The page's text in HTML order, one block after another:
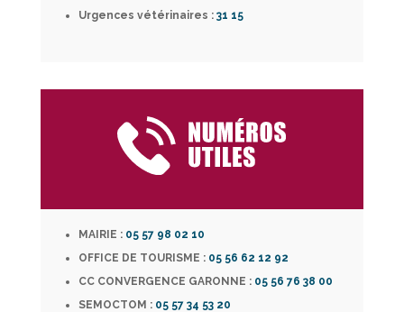
Urgences vétérinaires : 31 15
MAIRIE : 05 57 98 02 10
OFFICE DE TOURISME : 05 56 62 12 92
CC CONVERGENCE GARONNE : 05 56 76 38 00
SEMOCTOM : 05 57 34 53 20